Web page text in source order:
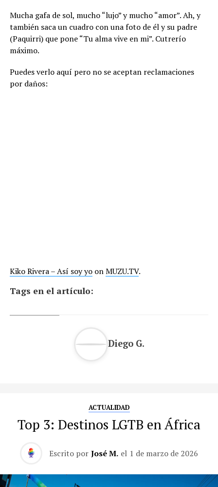
Mucha gafa de sol, mucho “lujo” y mucho “amor”. Ah, y
también saca un cuadro con una foto de él y su padre
(Paquirri) que pone “Tu alma vive en mi”. Cutrerío
máximo.
Puedes verlo aquí pero no se aceptan reclamaciones
por daños:
Kiko Rivera – Así soy yo onMUZU.TV.
Tags en el artículo:
Diego G.
ACTUALIDAD
Top 3: Destinos LGTB en África
Escrito por José M. el 1 de marzo de 2026